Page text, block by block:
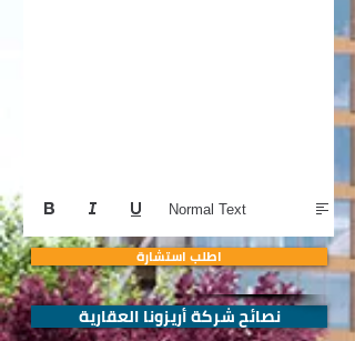
Normal Text
نصائح شركة أريزونا العقارية
اطلب استشارة